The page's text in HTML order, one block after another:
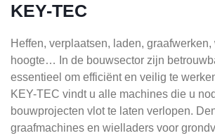
KEY-TEC
Heffen, verplaatsen, laden,
hoogte… In de bouwsector zijn
essentieel om efficiënt en veilig te
KEY-TEC vindt u alle machines die u
bouwprojecten vlot te laten verlopen.
graafmachines en wielladers voor